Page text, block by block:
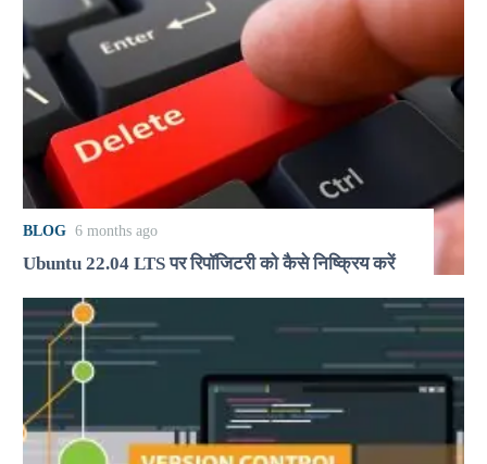
BLOG 6 months ago
Ubuntu 22.04 LTS पर रिपॉजिटरी को कैसे निष्क्रिय करें